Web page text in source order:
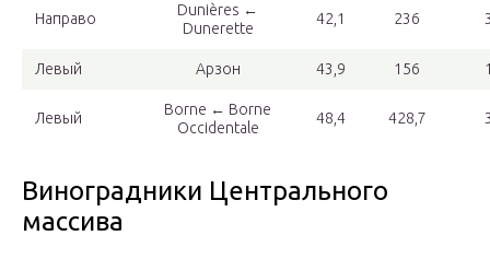
Направо
Dunières ←
Dunerette
42,1 236
Левый Арзон 43,9 156
Левый
Borne ← Borne
Occidentale
48,4 428,7
Виноградники Центрального
массива